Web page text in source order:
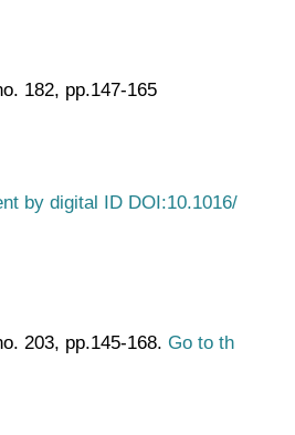
182, pp.147-165
by digital ID DOI:10.1016/
203, pp.145-168. Go to th